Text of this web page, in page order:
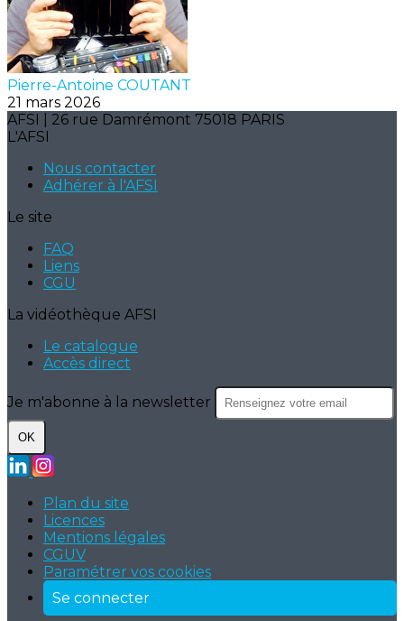
Pierre-Antoine COUTANT
21 mars 2026
AFSI | 26 rue Damrémont 75018 PARIS
L'AFSI
Nous contacter
Adhérer à l'AFSI
Le site
FAQ
Liens
CGU
La vidéothèque AFSI
Le catalogue
Accès direct
Je m'abonne à la newsletter
OK
Plan du site
Licences
Mentions légales
CGUV
Paramétrer vos cookies
Se connecter